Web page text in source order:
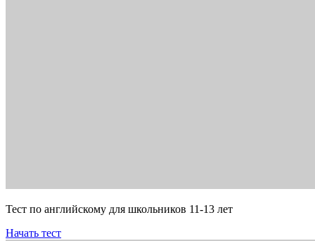
Тест по английскому для школьников 11-13 лет
Начать тест